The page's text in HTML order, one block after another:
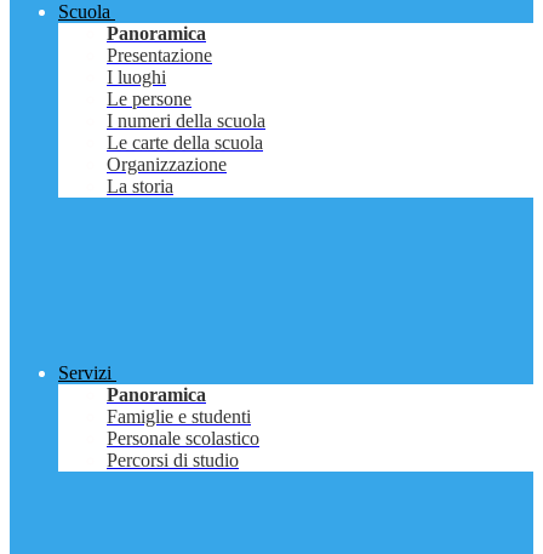
Scuola
Panoramica
Presentazione
I luoghi
Le persone
I numeri della scuola
Le carte della scuola
Organizzazione
La storia
Servizi
Panoramica
Famiglie e studenti
Personale scolastico
Percorsi di studio